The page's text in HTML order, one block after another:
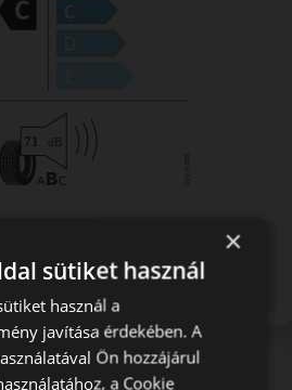
még a korábbi EU-s címkével
×
sütiket használ
használ a
javítása érdekében. A
Ön hozzájárul
a Cookie